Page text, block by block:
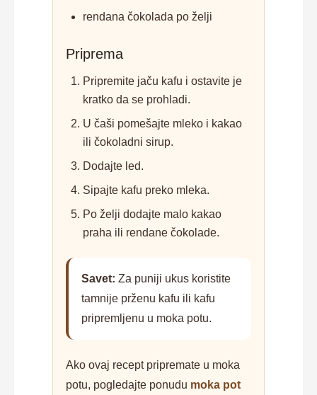
rendana čokolada po želji
Priprema
Pripremite jaču kafu i ostavite je
kratko da se prohladi.
U čaši pomešajte mleko i kakao
ili čokoladni sirup.
Dodajte led.
Sipajte kafu preko mleka.
Po želji dodajte malo kakao
praha ili rendane čokolade.
Savet: Za puniji ukus koristite
tamnije prženu kafu ili kafu
pripremljenu u moka potu.
Ako ovaj recept pripremate u moka
potu, pogledajte ponudu moka pot